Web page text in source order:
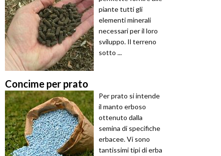
piante tutti gli
elementi minerali
necessari per il loro
sviluppo. Il terreno
sotto ...
Concime per prato
Per prato si intende
il manto erboso
ottenuto dalla
semina di specifiche
erbacee. Vi sono
tantissimi tipi di erba